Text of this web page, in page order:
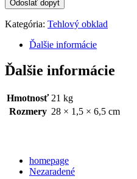
Kategória: Tehlový obklad
Ďalšie informácie
Ďalšie informácie
Hmotnosť 21 kg
Rozmery 28 × 1,5 × 6,5 cm
homepage
Nezaradené